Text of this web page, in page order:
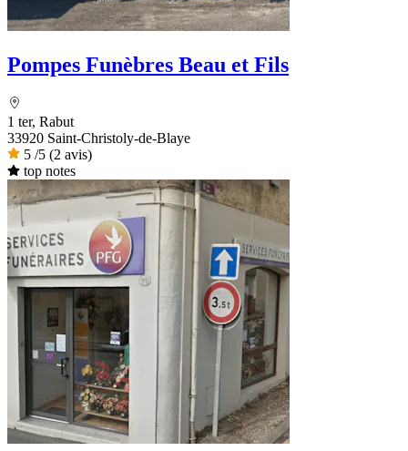
Pompes Funèbres Beau et Fils
1 ter, Rabut
33920 Saint-Christoly-de-Blaye
5 /5 (2 avis)
top notes